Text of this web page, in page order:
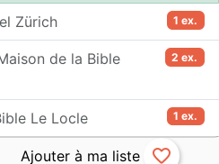
1 ex.
Zürich
2 ex.
de la Bible
1 ex.
Le Locle
favorite_border